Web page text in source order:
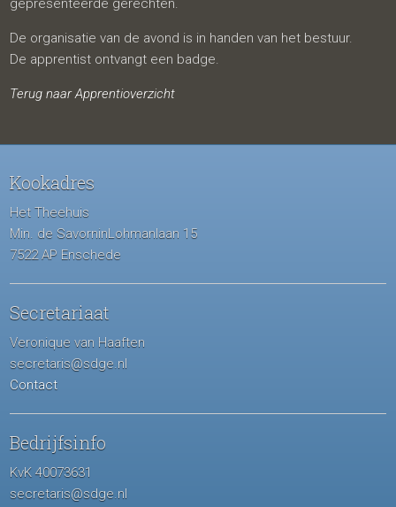
gepresenteerde gerechten.
De organisatie van de avond is in handen van het bestuur.
De apprentist ontvangt een badge.
Terug naar Apprentioverzicht
Kookadres
Het Theehuis
Min. de SavorninLohmanlaan 15
7522 AP Enschede
Secretariaat
Veronique van Haaften
secretaris@sdge.nl
Contact
Bedrijfsinfo
KvK 40073631
secretaris@sdge.nl